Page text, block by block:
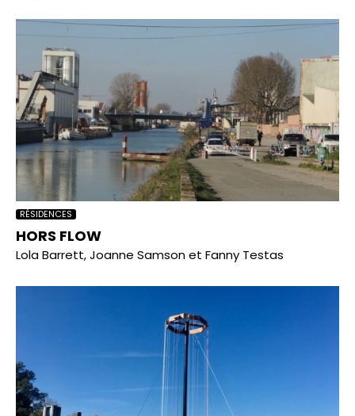
RÉSIDENCES
HORS FLOW
Lola Barrett, Joanne Samson et Fanny Testas